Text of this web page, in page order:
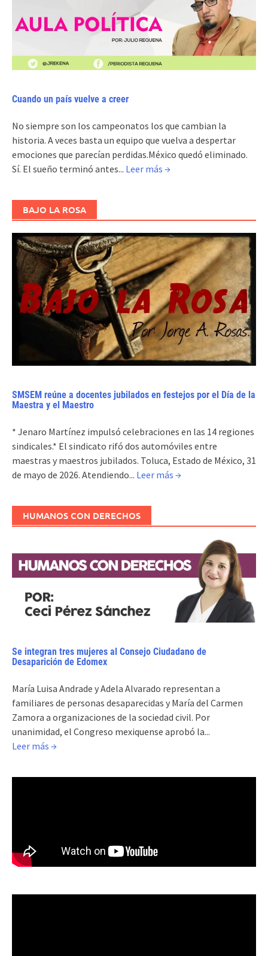
Cuando un país vuelve a creer
No siempre son los campeonatos los que cambian la
historia. A veces basta un equipo que vuelva a despertar
emociones que parecían perdidas.México quedó eliminado.
Sí. El sueño terminó antes... Leer más →
BAJO LA ROSA
SMSEM reúne a docentes jubilados en festejos por el Día de la
Maestra y el Maestro
* Jenaro Martínez impulsó celebraciones en las 14 regiones
sindicales.* El sindicato rifó dos automóviles entre
maestras y maestros jubilados. Toluca, Estado de México, 31
de mayo de 2026. Atendiendo... Leer más →
HUMANOS CON DERECHOS
Se integran tres mujeres al Consejo Ciudadano de
Desaparición de Edomex
María Luisa Andrade y Adela Alvarado representan a
familiares de personas desaparecidas y María del Carmen
Zamora a organizaciones de la sociedad civil. Por
unanimidad, el Congreso mexiquense aprobó la...
Leer más →